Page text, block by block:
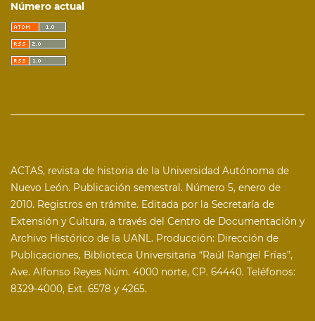
Número actual
ACTAS, revista de historia de la Universidad Autónoma de
Nuevo León. Publicación semestral. Número 5, enero de
2010. Registros en trámite. Editada por la Secretaría de
Extensión y Cultura, a través del Centro de Documentación y
Archivo Histórico de la UANL. Producción: Dirección de
Publicaciones, Biblioteca Universitaria “Raúl Rangel Frías”,
Ave. Alfonso Reyes Núm. 4000 norte, CP. 64440. Teléfonos:
8329-4000, Ext. 6578 y 4265.